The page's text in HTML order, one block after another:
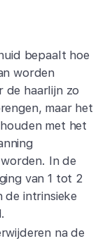
bepaalt hoe
worden
de haarlijn zo
maar het
met het
In de
van 1 tot 2
de intrinsieke
na de